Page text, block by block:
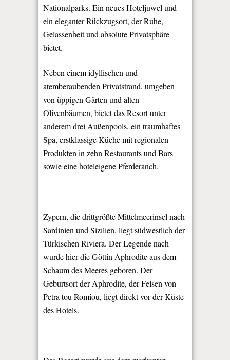
Nationalparks. Ein neues Hoteljuwel und
ein eleganter Rückzugsort, der Ruhe,
Gelassenheit und absolute Privatsphäre
bietet.
Neben einem idyllischen und
atemberaubenden Privatstrand, umgeben
von üppigen Gärten und alten
Olivenbäumen, bietet das Resort unter
anderem drei Außenpools, ein traumhaftes
Spa, erstklassige Küche mit regionalen
Produkten in zehn Restaurants und Bars
sowie eine hoteleigene Pferderanch.
Zypern, die drittgrößte Mittelmeerinsel nach
Sardinien und Sizilien, liegt südwestlich der
Türkischen Riviera. Der Legende nach
wurde hier die Göttin Aphrodite aus dem
Schaum des Meeres geboren. Der
Geburtsort der Aphrodite, der Felsen von
Petra tou Romiou, liegt direkt vor der Küste
des Hotels.